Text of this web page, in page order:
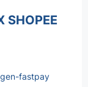
SHOPEE
fastpay